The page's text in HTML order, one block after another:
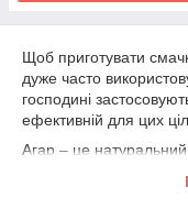
Щоб приготувати
дуже часто
господині
ефективній для цих
Агар – це
робить їх більш